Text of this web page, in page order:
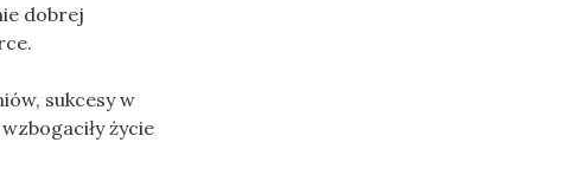
dobrej
sukcesy w
życie